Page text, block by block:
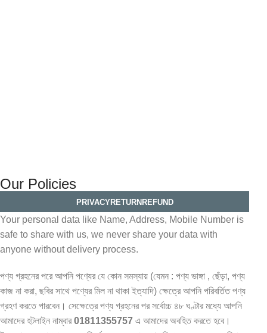
Our Policies
PRIVACYRETURN REFUND
Your personal data like Name, Address, Mobile Number is
safe to share with us, we never share your data with
anyone without delivery process.
পণ্য গ্রহনের পরে আপনি পণ্যের যে কোন সমস্যায় (যেমন : পণ্য ভাঙ্গা , ছেঁড়া, পণ্য
কাজ না করা, ছবির সাথে পণ্যের মিল না থাকা ইত্যাদি) ক্ষেত্রে আপনি পরিবর্তিত পণ্য
গ্রহণ করতে পারবেন। সেক্ষেত্রে পণ্য গ্রহনের পর সর্বোচ্চ ৪৮ ঘণ্টার মধ্যে আপনি
আমাদের হটলাইন নাম্বার01811355757 এ আমাদের অবহিত করতে হবে।